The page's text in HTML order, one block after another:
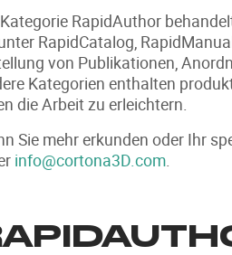
RapidAuthor
RapidCatalog,
von Publikationen,
Kategorien enthalten
die Arbeit zu erleichtern.
Sie mehr erkunden oder Ihr
info@cortona3D.com.